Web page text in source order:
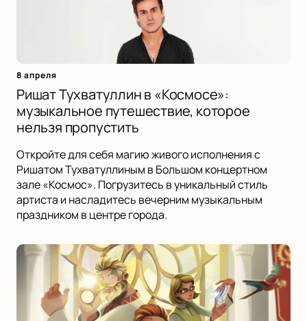
8 апреля
Ришат Тухватуллин в «Космосе»:
музыкальное путешествие, которое
нельзя пропустить
Откройте для себя магию живого исполнения с
Ришатом Тухватуллиным в Большом концертном
зале «Космос». Погрузитесь в уникальный стиль
артиста и насладитесь вечерним музыкальным
праздником в центре города.